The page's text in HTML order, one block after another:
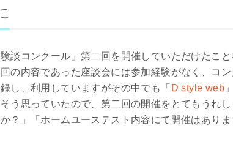
談コンクール」第二回を開催していただけたこ
の内容であった座談会には参加経験がなく、コ
し、利用していますがその中でも「 D style web
う思っていたので、第二回の開催をとてもうれ
？」「ホームユーステスト内容にて開催はあり